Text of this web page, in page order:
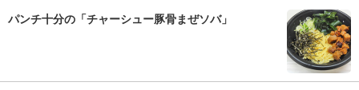
パンチ十分の「チャーシュー豚骨まぜソバ」